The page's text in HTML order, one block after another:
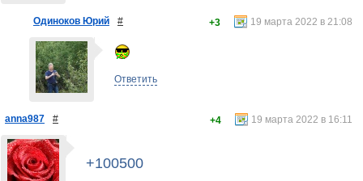
Одиноков Юрий # 19 марта 2022 в 21:08
+3
Ответить
anna987 # 19 марта 2022 в 16:11
+4
+100500